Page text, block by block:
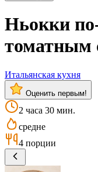
Ньокки
томатным
Итальянская кухня
Оценить первым!
2 часа 30 мин.
средне
4 порции